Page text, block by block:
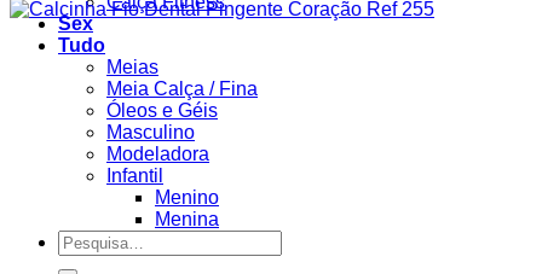
Sex
Tudo
Meias
Meia Calça / Fina
Óleos e Géis
Masculino
Modeladora
Infantil
Menino
Menina
Pesquisar
por: